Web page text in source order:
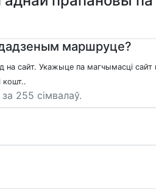
маршруце?
на сайт. Укажыце па магчымасці сайт
кошт..
255 сімвалаў.